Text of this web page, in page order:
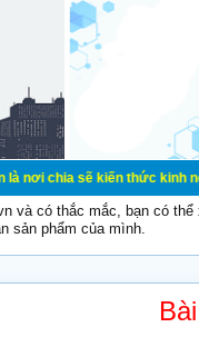
kiến thức kinh nghiệm
và có thắc mắc, bạn có
sản phẩm của mình.